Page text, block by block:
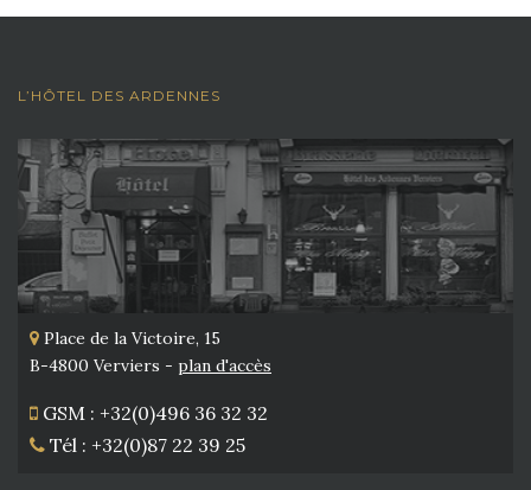
L’HÔTEL DES ARDENNES
Place de la Victoire, 15
B-4800 Verviers - plan d'accès
GSM : +32(0)496 36 32 32
Tél : +32(0)87 22 39 25